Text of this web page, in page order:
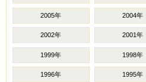
2005年 2004年
2002年 2001年
1999年 1998年
1996年 1995年